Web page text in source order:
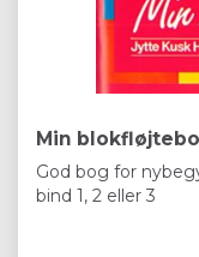
Min
God bog for
bind 1, 2 eller 3